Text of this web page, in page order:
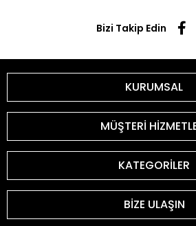
Bizi Takip Edin
KURUMSAL
MÜŞTERİ
KATEGORİLER
BİZE ULAŞIN